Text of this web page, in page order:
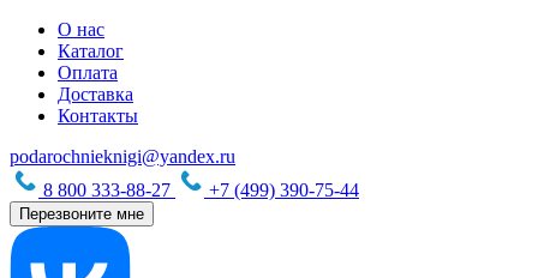
О нас
Каталог
Оплата
Доставка
Контакты
podarochnieknigi@yandex.ru
8 800 333-88-27
+7 (499) 390-75-44
Перезвоните мне